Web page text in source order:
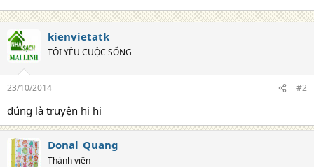
kienvietatk
TÔI YÊU CUỘC SỐNG
23/10/2014 #2
đúng là truyện hi hi
Donal_Quang
Thành viên